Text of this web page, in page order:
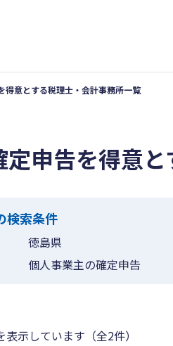
得意とする税理士・会計事務所一覧
申告を得意
検索条件
徳島県
個人事業主の確定申告
表示しています（全2件）